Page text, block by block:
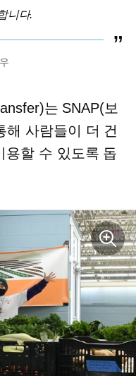
니다.
는 SNAP(보
해 사람들이 더 건
용할 수 있도록 돕